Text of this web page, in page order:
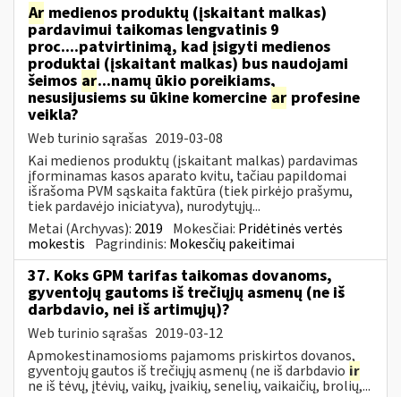
Ar medienos produktų (įskaitant malkas)
pardavimui taikomas lengvatinis 9
proc....patvirtinimą, kad įsigyti medienos
produktai (įskaitant malkas) bus naudojami
šeimos ar...namų ūkio poreikiams,
nesusijusiems su ūkine komercine ar profesine
veikla?
Web turinio sąrašas 2019-03-08
Kai medienos produktų (įskaitant malkas) pardavimas
įforminamas kasos aparato kvitu, tačiau papildomai
išrašoma PVM sąskaita faktūra (tiek pirkėjo prašymu,
tiek pardavėjo iniciatyva), nurodytųjų...
Metai (Archyvas): 2019 Mokesčiai: Pridėtinės vertės
mokestis Pagrindinis: Mokesčių pakeitimai
37. Koks GPM tarifas taikomas dovanoms,
gyventojų gautoms iš trečiųjų asmenų (ne iš
darbdavio, nei iš artimųjų)?
Web turinio sąrašas 2019-03-12
Apmokestinamosioms pajamoms priskirtos dovanos,
gyventojų gautos iš trečiųjų asmenų (ne iš darbdavio ir
ne iš tėvų, įtėvių, vaikų, įvaikių, senelių, vaikaičių, brolių,...